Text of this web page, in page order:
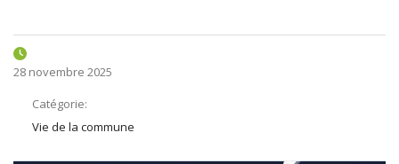
28 novembre 2025
Catégorie:
Vie de la commune